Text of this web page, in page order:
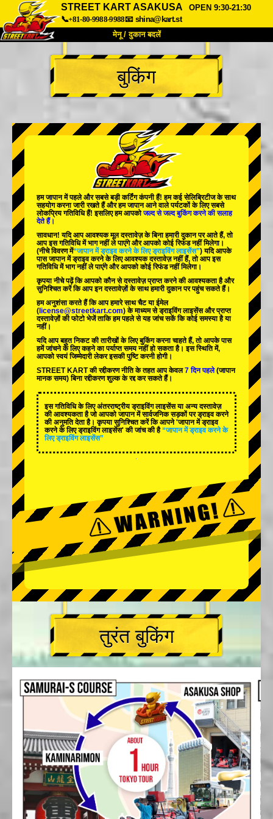
STREET KART ASAKUSA
OPEN 9:30-21:30
📞+81-80-9988-9988📧 shina@kart.st
मेनू / दुकान बदलें
TOP
हमारे बारे में विशेषताएँ कीमत
कंपनी बुकिंग
शाखा बदलें
टोक्यो अकीहबारा#2
टोक्यो शिबुया एनेक्स टोक्यो बे
टोक्यो असाकुसा
ओकिनावा
बुकिंग
हम जापान मेंपहलेऔरसबसे बड़ी कर्टिंग कंपनीहैं! हमकई सेलिब्रिटीजके साथ
सहयोग करना जारी रखते हैं और हम जापान आने वाले पर्यटकों के लिएसबसे
लोकप्रिय गतिविधिहैं! इसलिए हम आपकोजल्द से जल्द बुकिंग करने की सलाह
देते हैं।
सावधान! यदि आप आवश्यक मूल दस्तावेज़ के बिना हमारी दुकान पर आते हैं, तो
आप इस गतिविधि में भाग नहीं ले पाएंगे और आपको कोई रिफंड नहीं मिलेगा।
(नीचे विवरण में“जापान में ड्राइव करने के लिए ड्राइविंग लाइसेंस”) यदि आपके
पास जापान में ड्राइव करने के लिए आवश्यक दस्तावेज़ नहीं हैं, तो आप इस
गतिविधि में भाग नहीं ले पाएंगे और आपको कोई रिफंड नहीं मिलेगा।
कृपया नीचे पढ़ें कि आपको कौन से दस्तावेज़ प्राप्त करने की आवश्यकता है और
सुनिश्चित करें कि आप इन दस्तावेज़ों के साथ हमारी दुकान पर पहुंच सकते हैं।
हम अनुशंसा करते हैं कि आप हमारे साथ चैट या ईमेल
( license@streetkart.com) के माध्यम से ड्राइविंग लाइसेंस और प्राप्त
दस्तावेज़ों की फोटो भेजें ताकि हम पहले से यह जांच सकें कि कोई समस्या है या
नहीं।
यदि आप बहुत निकट की तारीखों के लिए बुकिंग करना चाहते हैं, तो आपके पास
हमें जांचने के लिए कहने का पर्याप्त समय नहीं हो सकता है। इस स्थिति में,
आपको स्वयं जिम्मेदारी लेकर इसकी पुष्टि करनी होगी।
STREET KART की रद्दीकरण नीति के तहत आप केवल7 दिन पहले(जापान
मानक समय) बिना रद्दीकरण शुल्क के रद्द कर सकते हैं।
इस गतिविधि के लिए अंतरराष्ट्रीय ड्राइविंग लाइसेंस या अन्य दस्तावेज़
की आवश्यकता है जो आपको जापान में सार्वजनिक सड़कों पर ड्राइव करने
की अनुमति देता है। कृपया सुनिश्चित करें कि आपने 'जापान में ड्राइव
करने के लिए ड्राइविंग लाइसेंस' की जांच की है “जापान में ड्राइव करने के
लिए ड्राइविंग लाइसेंस”
तुरंत बुकिंग